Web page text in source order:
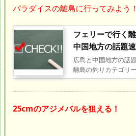
パラダイスの離島に行ってみよう！
フェリーで行く
中国地方の話題
広島と中国地方の話
離島の釣りカテゴリ
25cmのアジメバルを狙える！